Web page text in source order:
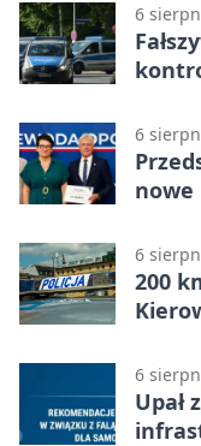
6
6
nowe
6
200
6
Upał